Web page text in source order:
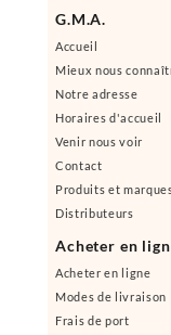
G.M.A.
Accueil
Mieux nous
Notre adresse
Horaires d'accueil
Venir nous voir
Contact
Produits et
Distributeurs
Acheter en
Acheter en ligne
Modes de livraison
Frais de port